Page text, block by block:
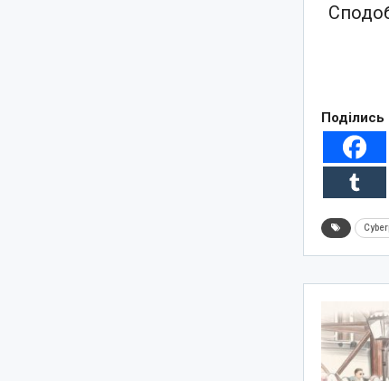
Поділись